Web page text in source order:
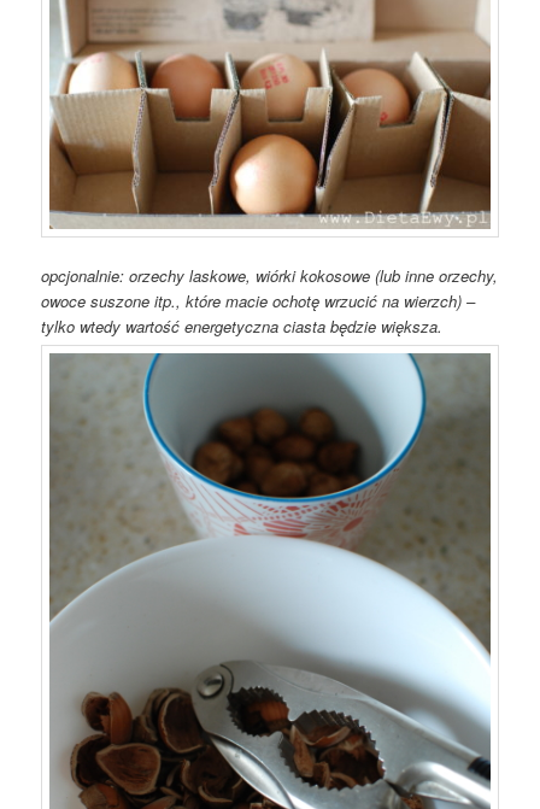
opcjonalnie: orzechy laskowe, wiórki kokosowe (lub inne orzechy,
owoce suszone itp., które macie ochotę wrzucić na wierzch) –
tylko wtedy wartość energetyczna ciasta będzie większa.